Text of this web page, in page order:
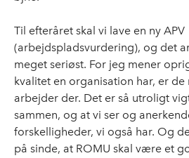
Til efteråret skal vi lave en ny APV
(arbejdspladsvurdering), og det
meget seriøst. For jeg mener
kvalitet en organisation har, er de
arbejder der. Det er så utroligt
sammen, og at vi ser og
forskelligheder, vi også har. Og
på sinde, at ROMU skal være et